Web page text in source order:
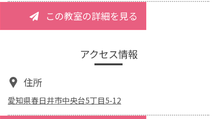
この教室の詳細を見る
アクセス情報
住所
愛知県春日井市中央台5丁目5-12